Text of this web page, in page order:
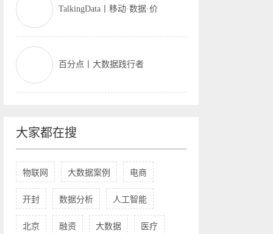
TalkingData丨移动·数据·价
百分点丨大数据践行者
大家都在搜
物联网 大数据案例 电商
开封 数据分析 人工智能
北京 融资 大数据 医疗